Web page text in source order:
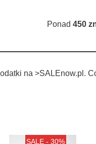
Ponad 450
na >SALEnow.pl.
SALE - 30%